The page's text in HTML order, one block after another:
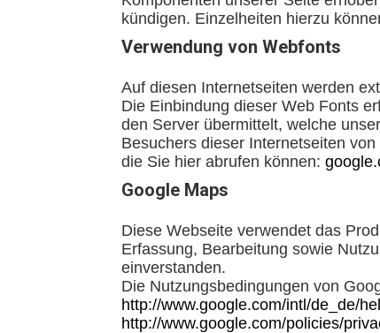
kündigen. Einzelheiten hierzu
Verwendung von Webfonts
Auf diesen Internetseiten werden
Die Einbindung dieser Web Fonts
den Server übermittelt, welche
Besuchers dieser Internetseiten
die Sie hier abrufen können:
Google Maps
Diese Webseite verwendet das
Erfassung, Bearbeitung sowie
einverstanden.
Die Nutzungsbedingungen von
http://www.google.com/intl/de_de/
http://www.google.com/policies/